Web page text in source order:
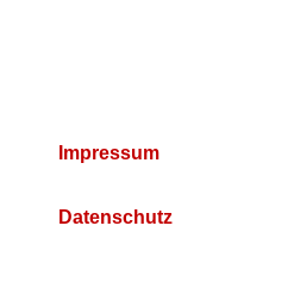
Impressum
Datenschutz